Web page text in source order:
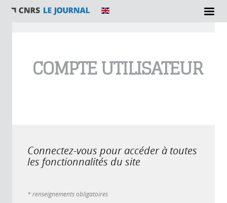
COMPTE UTILISATEUR
Connectez-vous pour accéder à toutes
les fonctionnalités du site
* renseignements obligatoires